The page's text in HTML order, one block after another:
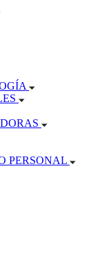
PERSONAL